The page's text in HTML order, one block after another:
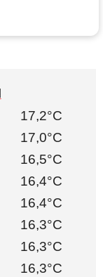
17,2°C
17,0°C
16,5°C
16,4°C
16,4°C
16,3°C
16,3°C
16,3°C